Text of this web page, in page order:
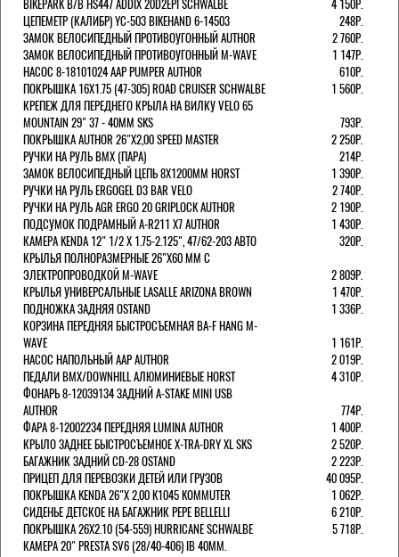
BIKEPARK B/B HS447 ADDIX 20D2EPI SCHWALBE
4 150Р.
ЦЕПЕМЕТР (КАЛИБР) YC-503 BIKEHAND 6-14503
248Р.
ЗАМОК ВЕЛОСИПЕДНЫЙ ПРОТИВОУГОННЫЙ AUTHOR
2 760Р.
ЗАМОК ВЕЛОСИПЕДНЫЙ ПРОТИВОУГОННЫЙ M-WAVE
1 147Р.
НАСОС 8-18101024 AAP PUMPER AUTHOR
610Р.
ПОКРЫШКА 16X1.75 (47-305) ROAD CRUISER SCHWALBE
1 560Р.
КРЕПЕЖ ДЛЯ ПЕРЕДНЕГО КРЫЛА НА ВИЛКУ VELO 65
MOUNTAIN 29" 37 - 40ММ SKS
793Р.
ПОКРЫШКА AUTHOR 26"Х2,00 SPEED MASTER
2 250Р.
РУЧКИ НА РУЛЬ BMX (ПАРА)
214Р.
ЗАМОК ВЕЛОCИПЕДНЫЙ ЦЕПЬ 8Х1200ММ HORST
1 390Р.
РУЧКИ НА РУЛЬ ERGOGEL D3 BAR VELO
2 740Р.
РУЧКИ НА РУЛЬ AGR ERGO 20 GRIPLOCK AUTHOR
2 190Р.
ПОДСУМОК ПОДРАМНЫЙ A-R211 X7 AUTHOR
1 430Р.
КАМЕРА KENDA 12" 1/2 Х 1.75-2.125", 47/62-203 АВТО
320Р.
КРЫЛЬЯ ПОЛНОРАЗМЕРНЫЕ 26"Х60 ММ С
ЭЛЕКТРОПРОВОДКОЙ M-WAVE
2 809Р.
КРЫЛЬЯ УНИВЕРСАЛЬНЫЕ LASALLE ARIZONA BROWN
1 470Р.
ПОДНОЖКА ЗАДНЯЯ OSTAND
1 336Р.
КОРЗИНА ПЕРЕДНЯЯ БЫСТРОСЪЕМНАЯ BA-F HANG M-
WAVE
1 161Р.
НАСОС НАПОЛЬНЫЙ AAP AUTHOR
2 019Р.
ПЕДАЛИ BMX/DOWNHILL АЛЮМИНИЕВЫЕ HORST
4 310Р.
ФОНАРЬ 8-12039134 ЗАДНИЙ A-STAKE MINI USB
AUTHOR
774Р.
ФАРА 8-12002234 ПЕРЕДНЯЯ LUMINA AUTHOR
1 400Р.
КРЫЛО ЗАДНЕЕ БЫСТРОСЪЕМНОЕ X-TRA-DRY XL SKS
2 520Р.
БАГАЖНИК ЗАДНИЙ CD-28 OSTAND
2 223Р.
ПРИЦЕП ДЛЯ ПЕРЕВОЗКИ ДЕТЕЙ ИЛИ ГРУЗОВ
40 095Р.
ПОКРЫШКА KENDA 26"Х 2,00 K1045 KOMMUTER
1 062Р.
СИДЕНЬЕ ДЕТСКОЕ НА БАГАЖНИК PEPE BELLELLI
6 210Р.
ПОКРЫШКА 26X2.10 (54-559) HURRICANE SCHWALBE
5 718Р.
КАМЕРА 20" PRESTA SV6 (28/40-406) IB 40MM.